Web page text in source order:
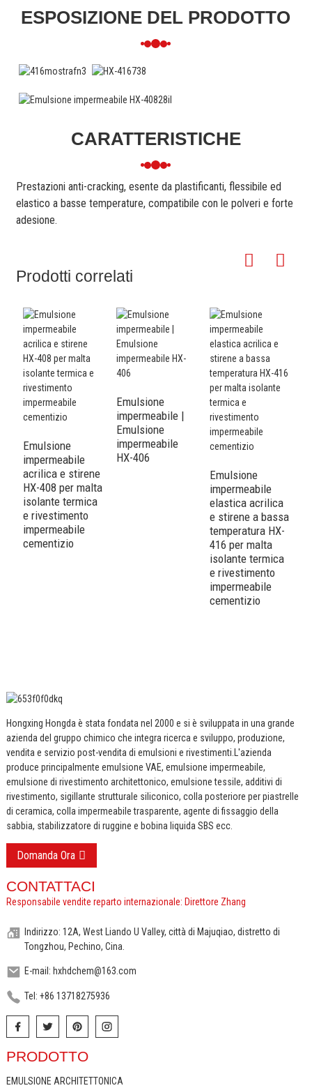
ESPOSIZIONE DEL PRODOTTO
CARATTERISTICHE
Prestazioni anti-cracking, esente da plastificanti, flessibile ed
elastico a basse temperature, compatibile con le polveri e forte
adesione.
Prodotti correlati
Emulsione
impermeabile
acrilica e stirene
HX-408 per malta
isolante termica
e rivestimento
impermeabile
cementizio
Emulsione
impermeabile |
Emulsione
impermeabile
HX-406
Emulsione
impermeabile
elastica acrilica
e stirene a bassa
temperatura HX-
416 per malta
isolante termica
e rivestimento
impermeabile
cementizio
Hongxing Hongda è stata fondata nel 2000 e si è sviluppata in una grande
azienda del gruppo chimico che integra ricerca e sviluppo, produzione,
vendita e servizio post-vendita di emulsioni e rivestimenti.
L'azienda
produce principalmente emulsione VAE, emulsione impermeabile,
emulsione di rivestimento architettonico, emulsione tessile, additivi di
rivestimento, sigillante strutturale siliconico, colla posteriore per piastrelle
di ceramica, colla impermeabile trasparente, agente di fissaggio della
sabbia, stabilizzatore di ruggine e bobina liquida SBS ecc.
Domanda Ora
CONTATTACI
Responsabile vendite reparto internazionale: Direttore Zhang
Indirizzo: 12A, West Liando U Valley, città di Majuqiao, distretto di
Tongzhou, Pechino, Cina.
E-mail: hxhdchem@163.com
Tel: +86 13718275936
PRODOTTO
EMULSIONE ARCHITETTONICA